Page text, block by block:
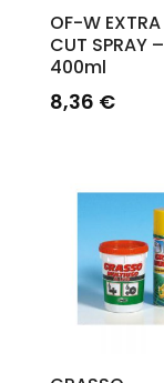
OF-W EXTRA
CUT SPRAY –
400ml
8,36 €